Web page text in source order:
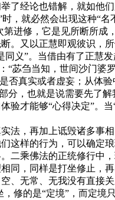
了经论也错解，就如他
，就必然会出现这种“
进修，它是见所断所成
。又以正慧即观彼识，
义”。当借由有了正慧发
苾刍当知，世间沙门婆
真实或者虚妄；从体
分，也就是说需要先了
才能够“心得决定”。
法，再加上诋毁诸多事
这样的行为，可以确定
二乘佛法的正统修行中
同，同样是打坐修止，
、无常、无我没有直接
修的是“定境”，而定境